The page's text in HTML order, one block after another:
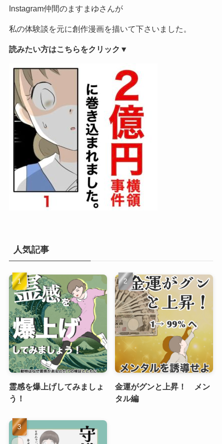
Instagram仲間のますまゆさんが
私の体験談を元に創作漫画を描いて下さいました。
読みたい方はこちらをクリック▼
人気記事
霊感を爆上げしてみましょ
う！
金運がグンと上昇！ メン
タル編